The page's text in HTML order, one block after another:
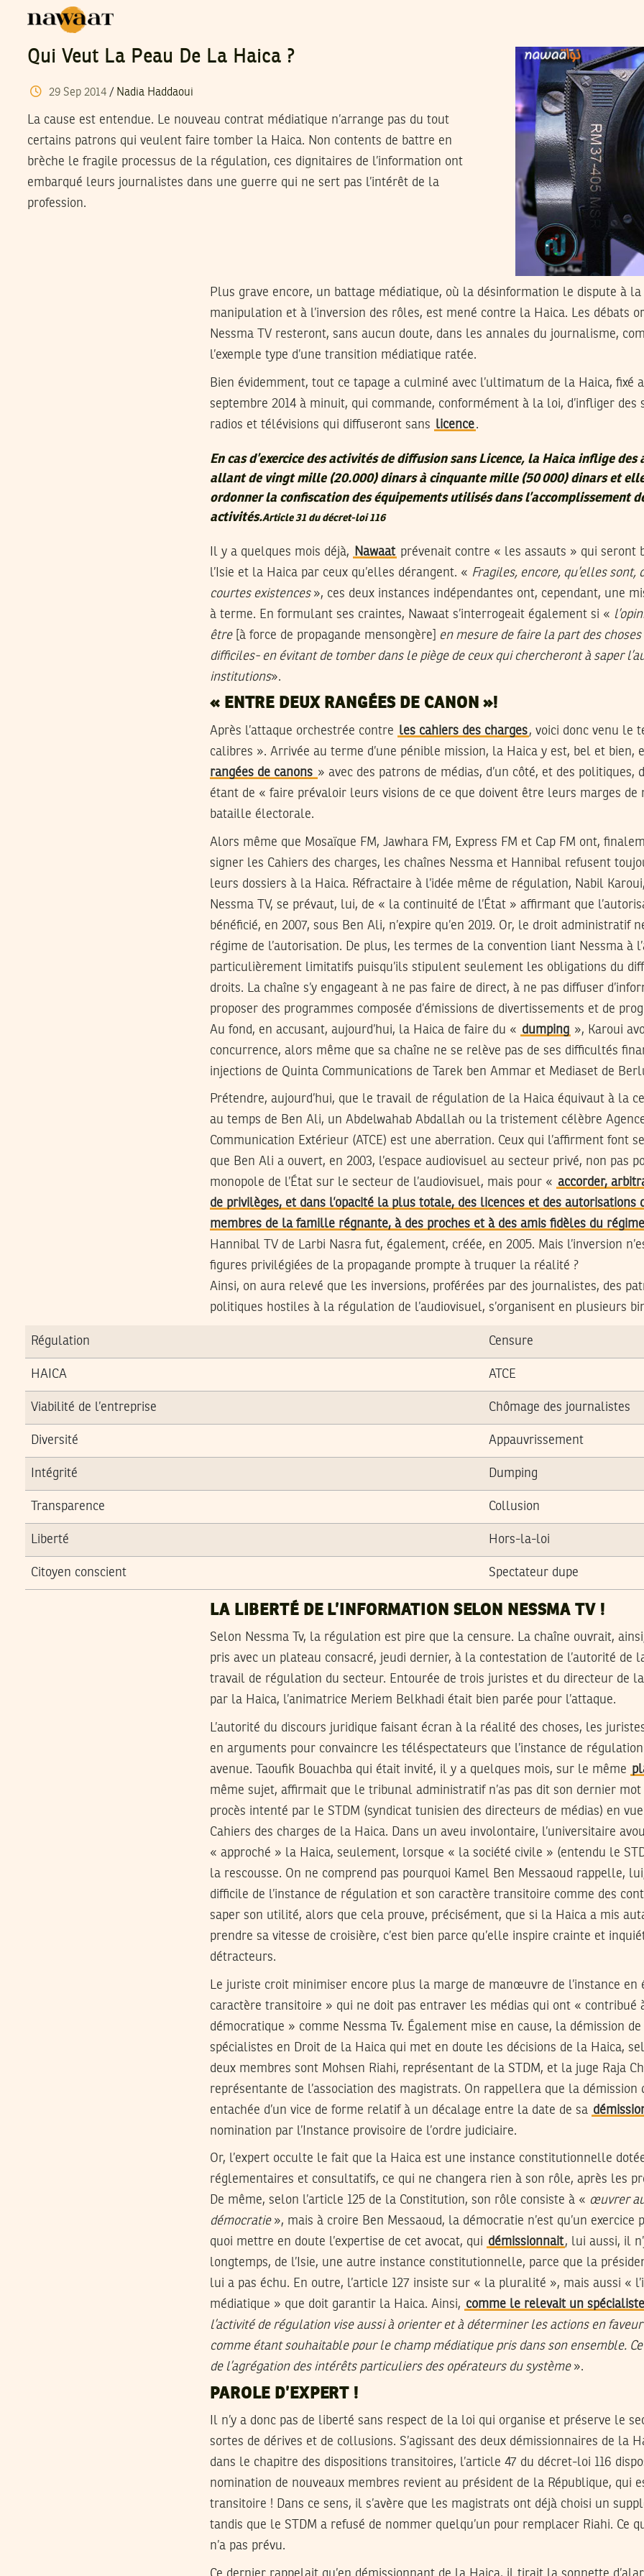
Qui Veut La Peau De La Haica ?
29 Sep 2014/ Nadia Haddaoui
La cause est entendue. Le nouveau contrat médiatique n’arrange pas du tout
certains patrons qui veulent faire tomber la Haica. Non contents de battre en
brèche le fragile processus de la régulation, ces dignitaires de l’information ont
embarqué leurs journalistes dans une guerre qui ne sert pas l’intérêt de la
profession.
Plus grave encore, un battage médiatique, où la désinformation le dispute à la
manipulation et à l’inversion des rôles, est mené contre la Haica. Les débats
Nessma TV resteront, sans aucun doute, dans les annales du journalisme,
l’exemple type d’une transition médiatique ratée.
Bien évidemment, tout ce tapage a culminé avec l’ultimatum de la Haica, fixé
septembre 2014 à minuit, qui commande, conformément à la loi, d’infliger des
radios et télévisions qui diffuseront sans licence.
En cas d’exercice des activités de diffusion sans Licence, la Haica inflige des
allant de vingt mille (20.000) dinars à cinquante mille (50 000) dinars et
ordonner la confiscation des équipements utilisés dans l’accomplissement
activités.Article 31 du décret-loi 116
Il y a quelques mois déjà, Nawaat prévenait contre « les assauts » qui seront
l’Isie et la Haica par ceux qu’elles dérangent. « Fragiles, encore, qu’elles sont,
courtes existences », ces deux instances indépendantes ont, cependant, une
à terme. En formulant ses craintes, Nawaat s’interrogeait également si «
être[à force de propagande mensongère]
en mesure de faire la part des
difficiles- en évitant de tomber dans le piège de ceux qui chercheront à saper
institutions».
« ENTRE DEUX RANGÉES DE CANON »!
Après l’attaque orchestrée contre les cahiers des charges, voici donc venu le
calibres ». Arrivée au terme d’une pénible mission, la Haica y est, bel et bien,
rangées de canons » avec des patrons de médias, d’un côté, et des politiques,
étant de « faire prévaloir leurs visions de ce que doivent être leurs marges
bataille électorale.
Alors même que Mosaïque FM, Jawhara FM, Express FM et Cap FM ont,
signer les Cahiers des charges, les chaînes Nessma et Hannibal refusent
leurs dossiers à la Haica. Réfractaire à l’idée même de régulation, Nabil
Nessma TV, se prévaut, lui, de « la continuité de l’État » affirmant que
bénéficié, en 2007, sous Ben Ali, n’expire qu’en 2019. Or, le droit administratif
régime de l’autorisation. De plus, les termes de la convention liant Nessma à
particulièrement limitatifs puisqu’ils stipulent seulement les obligations du
droits. La chaîne s’y engageant à ne pas faire de direct, à ne pas diffuser
proposer des programmes composée d’émissions de divertissements et de
Au fond, en accusant, aujourd’hui, la Haica de faire du « dumping », Karoui
concurrence, alors même que sa chaîne ne se relève pas de ses difficultés
injections de Quinta Communications de Tarek ben Ammar et Mediaset de
Prétendre, aujourd’hui, que le travail de régulation de la Haica équivaut à la
au temps de Ben Ali, un Abdelwahab Abdallah ou la tristement célèbre
Communication Extérieur (ATCE) est une aberration. Ceux qui l’affirment font
que Ben Ali a ouvert, en 2003, l’espace audiovisuel au secteur privé, non pas
monopole de l’État sur le secteur de l’audiovisuel, mais pour « accorder,
de privilèges, et dans l’opacité la plus totale, des licences et des autorisations
membres de la famille régnante, à des proches et à des amis fidèles du régime
Hannibal TV de Larbi Nasra fut, également, créée, en 2005. Mais l’inversion
figures privilégiées de la propagande prompte à truquer la réalité ?
Ainsi, on aura relevé que les inversions, proférées par des journalistes, des
politiques hostiles à la régulation de l’audiovisuel, s’organisent en plusieurs
Régulation Censure
HAICA ATCE
Viabilité de l’entreprise Chômage des journalistes
Diversité Appauvrissement
Intégrité Dumping
Transparence Collusion
Liberté Hors-la-loi
Citoyen conscient Spectateur dupe
LA LIBERTÉ DE L’INFORMATION SELON NESSMA TV !
Selon Nessma Tv, la régulation est pire que la censure. La chaîne ouvrait,
pris avec un plateau consacré, jeudi dernier, à la contestation de l’autorité de
travail de régulation du secteur. Entourée de trois juristes et du directeur de
par la Haica, l’animatrice Meriem Belkhadi était bien parée pour l’attaque.
L’autorité du discours juridique faisant écran à la réalité des choses, les
en arguments pour convaincre les téléspectateurs que l’instance de
avenue. Taoufik Bouachba qui était invité, il y a quelques mois, sur le même
même sujet, affirmait que le tribunal administratif n’as pas dit son dernier
procès intenté par le STDM (syndicat tunisien des directeurs de médias) en
Cahiers des charges de la Haica. Dans un aveu involontaire, l’universitaire
« approché » la Haica, seulement, lorsque « la société civile » (entendu le
la rescousse. On ne comprend pas pourquoi Kamel Ben Messaoud rappelle,
difficile de l’instance de régulation et son caractère transitoire comme des
saper son utilité, alors que cela prouve, précisément, que si la Haica a mis
prendre sa vitesse de croisière, c’est bien parce qu’elle inspire crainte et
détracteurs.
Le juriste croit minimiser encore plus la marge de manœuvre de l’instance en
caractère transitoire » qui ne doit pas entraver les médias qui ont « contribué
démocratique » comme Nessma Tv. Également mise en cause, la démission
spécialistes en Droit de la Haica qui met en doute les décisions de la Haica,
deux membres sont Mohsen Riahi, représentant de la STDM, et la juge Raja
représentante de l’association des magistrats. On rappellera que la démission
entachée d’un vice de forme relatif à un décalage entre la date de sa
nomination par l’Instance provisoire de l’ordre judiciaire.
Or, l’expert occulte le fait que la Haica est une instance constitutionnelle
réglementaires et consultatifs, ce qui ne changera rien à son rôle, après les
De même, selon l’article 125 de la Constitution, son rôle consiste à « œuvrer
démocratie », mais à croire Ben Messaoud, la démocratie n’est qu’un exercice
quoi mettre en doute l’expertise de cet avocat, qui démissionnait, lui aussi, il
longtemps, de l’Isie, une autre instance constitutionnelle, parce que la
lui a pas échu. En outre, l’article 127 insiste sur « la pluralité », mais aussi «
médiatique » que doit garantir la Haica. Ainsi, comme le relevait un
l’activité de régulation vise aussi à orienter et à déterminer les actions en
comme étant souhaitable pour le champ médiatique pris dans son ensemble.
de l’agrégation des intérêts particuliers des opérateurs du système ».
PAROLE D’EXPERT !
Il n’y a donc pas de liberté sans respect de la loi qui organise et préserve le
sortes de dérives et de collusions. S’agissant des deux démissionnaires de la
dans le chapitre des dispositions transitoires, l’article 47 du décret-loi 116
nomination de nouveaux membres revient au président de la République, qui
transitoire ! Dans ce sens, il s’avère que les magistrats ont déjà choisi un
tandis que le STDM a refusé de nommer quelqu’un pour remplacer Riahi. Ce
n’a pas prévu.